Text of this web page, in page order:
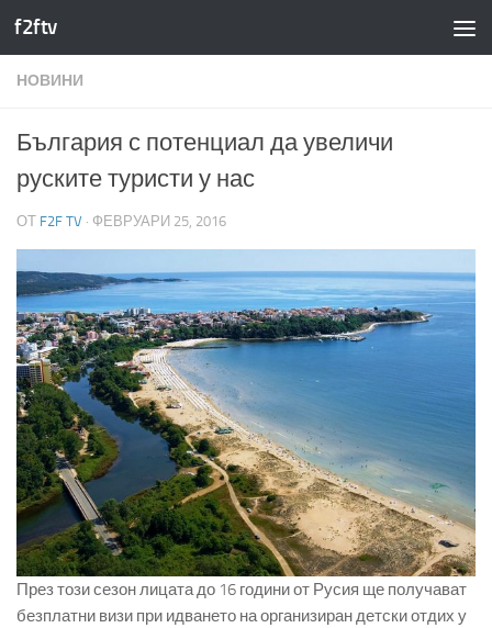
Към съдържанието
f2ftv
НОВИНИ
България с потенциал да увеличи
руските туристи у нас
ОТ F2F TV · ФЕВРУАРИ 25, 2016
През този сезон лицата до 16 години от Русия ще получават
безплатни визи при идването на организиран детски отдих у